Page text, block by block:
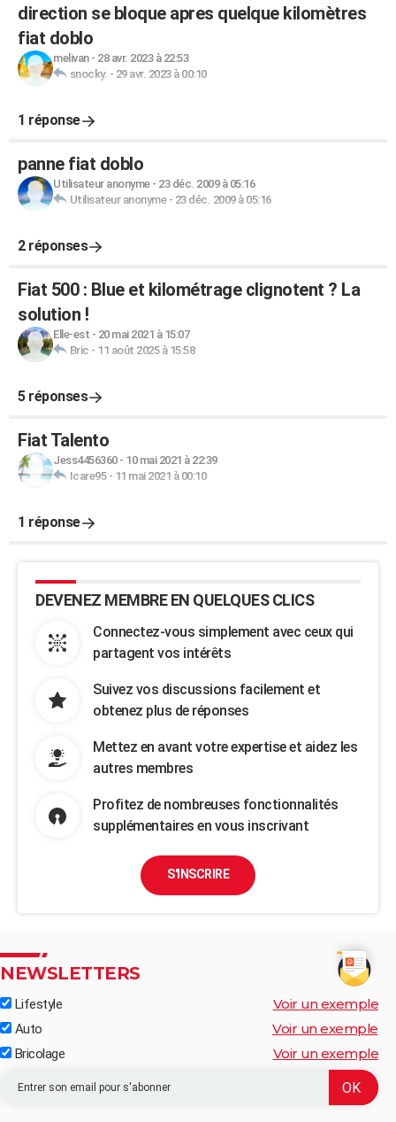
direction se bloque apres quelque kilomètres
fiat doblo
melivan- 28 avr. 2023 à 22:53
snocky. - 29 avr. 2023 à 00:10
1 réponse
panne fiat doblo
Utilisateur anonyme- 23 déc. 2009 à 05:16
Utilisateur anonyme- 23 déc. 2009 à 05:16
2 réponses
Fiat 500 : Blue et kilométrage clignotent ? La
solution !
Elle-est - 20 mai 2021 à 15:07
Bric - 11 août 2025 à 15:58
5 réponses
Fiat Talento
Jess4456360- 10 mai 2021 à 22:39
Icare95- 11 mai 2021 à 00:10
1 réponse
DEVENEZ MEMBRE EN QUELQUES CLICS
Connectez-vous simplement avec ceux qui
partagent vos intérêts
Suivez vos discussions facilement et
obtenez plus de réponses
Mettez en avant votre expertise et aidez les
autres membres
Profitez de nombreuses fonctionnalités
supplémentaires en vous inscrivant
S'INSCRIRE
NEWSLETTERS
Lifestyle Voir un exemple
Auto Voir un exemple
Bricolage Voir un exemple